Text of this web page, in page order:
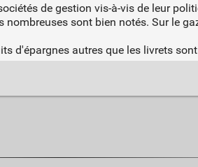
de gestion vis-à-vis de leur
nombreuses sont bien notés. Sur le
d'épargnes autres que les livrets